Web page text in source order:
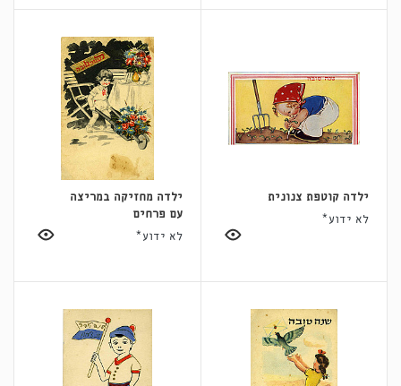
ילדה קוטפת צנונית
לא ידוע*
ילדה מחזיקה במריצה
עם פרחים
לא ידוע*